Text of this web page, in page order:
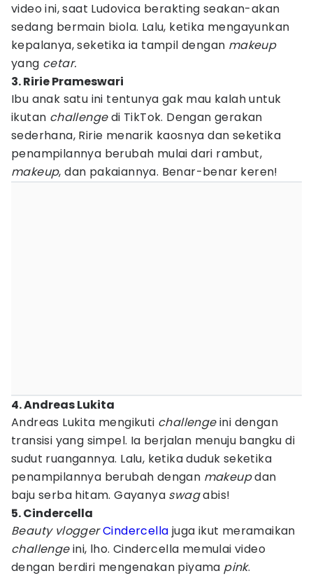
video ini, saat Ludovica berakting seakan-akan
sedang bermain biola. Lalu, ketika mengayunkan
kepalanya, seketika ia tampil dengan makeup
yang cetar.
3. Ririe Prameswari
Ibu anak satu ini tentunya gak mau kalah untuk
ikutan challengedi TikTok. Dengan gerakan
sederhana, Ririe menarik kaosnya dan seketika
penampilannya berubah mulai dari rambut,
makeup, dan pakaiannya. Benar-benar keren!
4. Andreas Lukita
Andreas Lukita mengikuti challengeini dengan
transisi yang simpel. Ia berjalan menuju bangku di
sudut ruangannya. Lalu, ketika duduk seketika
penampilannya berubah dengan makeupdan
baju serba hitam. Gayanya swagabis!
5. Cindercella
Beauty vloggerCindercella juga ikut meramaikan
challengeini, lho. Cindercella memulai video
dengan berdiri mengenakan piyama pink.